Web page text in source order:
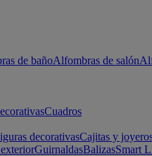
de bañoAlfombras de salón
Cuadros
decorativasCajitas y
GuirnaldasBalizasSmart